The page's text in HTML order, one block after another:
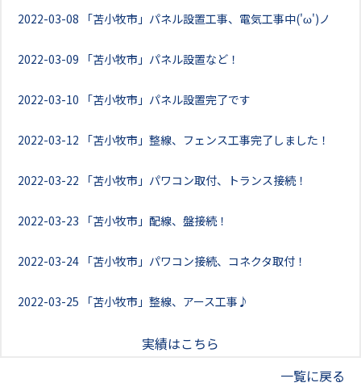
2022-03-08 「苫小牧市」パネル設置工事、電気工事中('ω')ノ
2022-03-09 「苫小牧市」パネル設置など！
2022-03-10 「苫小牧市」パネル設置完了です
2022-03-12 「苫小牧市」整線、フェンス工事完了しました！
2022-03-22 「苫小牧市」パワコン取付、トランス接続！
2022-03-23 「苫小牧市」配線、盤接続！
2022-03-24 「苫小牧市」パワコン接続、コネクタ取付！
2022-03-25 「苫小牧市」整線、アース工事♪
実績はこちら
一覧に戻る